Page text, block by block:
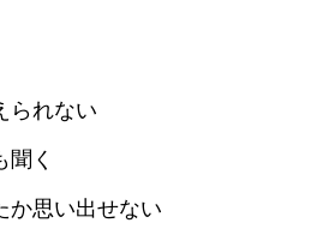
られない
聞く
か思い出せない